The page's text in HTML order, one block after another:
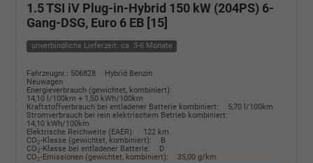
1.5 TSI iV Plug-in-Hybrid 150 kW (204PS) 6-
Gang-DSG, Euro 6 EB [15]
unverbindliche Lieferzeit: ca. 3-6 Monate
Fahrzeugnr.: 506828
Hybrid Benzin
Neuwagen
Energieverbrauch (gewichtet, kombiniert):
14,10 l/100km + 1,50 kWh/100km
Kraftstoffverbrauch bei entladener Batterie kombiniert:
5,70 l/100km
Stromverbrauch bei rein elektrischem Betrieb kombiniert:
14,10 kWh/100km
Elektrische Reichweite (EAER):
122 km
CO2-Klasse (gewichtet, kombiniert):
B
CO2-Klasse bei entladener Batterie:
D
CO2-Emissionen (gewichtet, kombiniert): 35,00 g/km